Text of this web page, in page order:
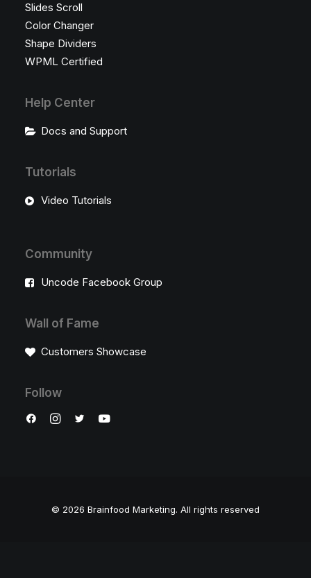
Slides Scroll
Color Changer
Shape Dividers
WPML Certified
Help Center
Docs and Support
Tutorials
Video Tutorials
Community
Uncode Facebook Group
Wall of Fame
Customers Showcase
Follow
© 2026 Brainfood Marketing. All rights reserved